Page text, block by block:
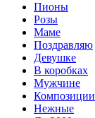
Пионы
Розы
Маме
Поздравляю
Девушке
В коробках
Мужчине
Композиции
Нежные